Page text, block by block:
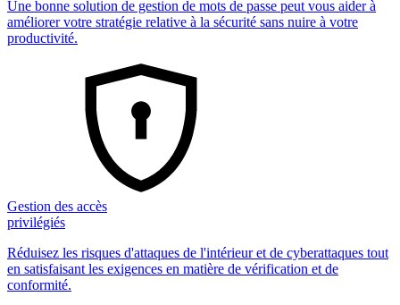
Une bonne solution de gestion de mots de passe peut vous aider à
améliorer votre stratégie relative à la sécurité sans nuire à votre
productivité.
Gestion des accès
privilégiés
Réduisez les risques d'attaques de l'intérieur et de cyberattaques tout
en satisfaisant les exigences en matière de vérification et de
conformité.